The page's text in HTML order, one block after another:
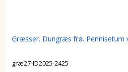
Græsser. Dungræs frø. Pennisetum
græ27-ID2025-2425